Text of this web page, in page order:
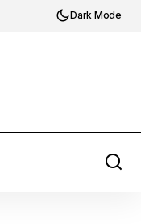
Dark Mode